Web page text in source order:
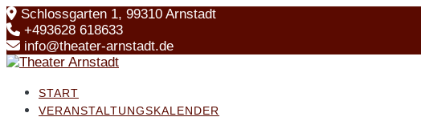
Skip
to
content
Schlossgarten 1, 99310 Arnstadt
+493628 618633
info@theater-arnstadt.de
START
VERANSTALTUNGSKALENDER